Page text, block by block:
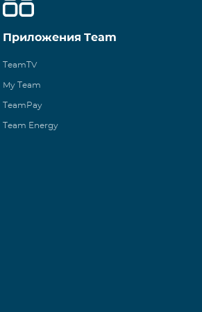
Приложения Team
TeamTV
My Team
TeamPay
Team Energy